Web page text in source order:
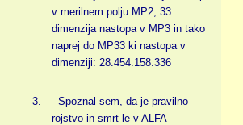
v merilnem polju MP2, 33.
dimenzija nastopa v MP3 in tako
naprej do MP33 ki nastopa v
dimenziji: 28.454.158.336
3.
Spoznal sem, da je pravilno
rojstvo in smrt le v ALFA